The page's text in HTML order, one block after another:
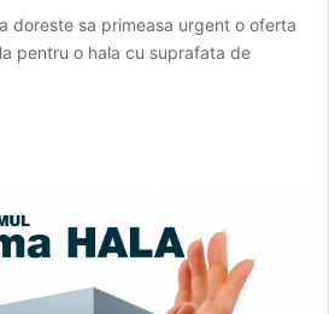
doreste sa primeasa urgent o oferta
pentru o hala cu suprafata de